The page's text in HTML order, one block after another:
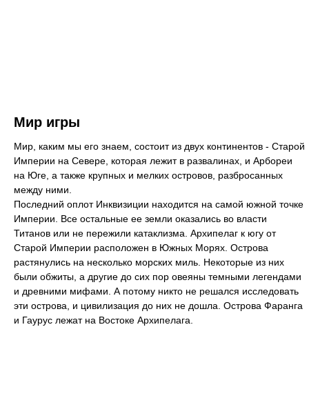
Мир игры
Мир, каким мы его знаем, состоит из двух континентов - Старой
Империи на Cевере, которая лежит в развалинах, и Арбореи
на Юге, а также крупных и мелких островов, разбросанных
между ними.
Последний оплот Инквизиции находится на самой южной точке
Империи. Все остальные ее земли оказались во власти
Титанов или не пережили катаклизма. Архипелаг к югу от
Старой Империи расположен в Южных Морях. Острова
растянулись на несколько морских миль. Некоторые из них
были обжиты, а другие до сих пор овеяны темными легендами
и древними мифами. А потому никто не решался исследовать
эти острова, и цивилизация до них не дошла. Острова Фаранга
и Гаурус лежат на Востоке Архипелага.